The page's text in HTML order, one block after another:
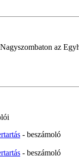
az
- beszámoló
- beszámoló